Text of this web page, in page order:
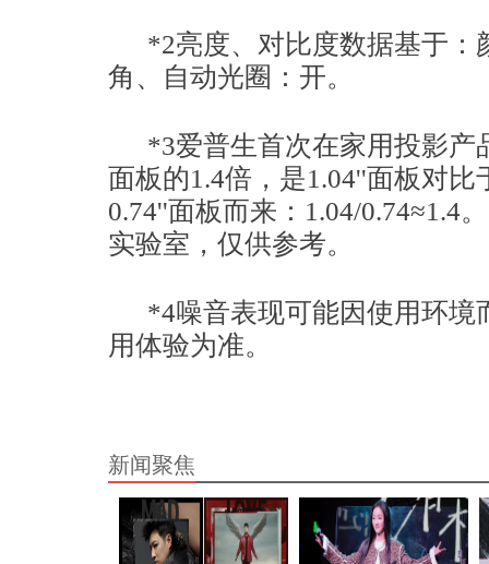
*2亮度、对比度数据基于：
角、自动光圈：开。
*3爱普生首次在家用投影产
面板的1.4倍，是1.04''面板对
0.74''面板而来：1.04/0.74≈1.4
实验室，仅供参考。
*4噪音表现可能因使用环境
用体验为准。
新闻聚焦